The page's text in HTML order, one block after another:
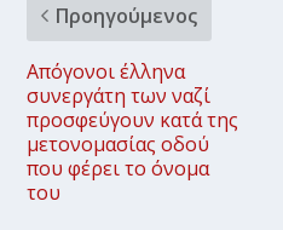
Προηγούμενος
Απόγονοι έλληνα
συνεργάτη των ναζί
προσφεύγουν κατά της
μετονομασίας οδού
που φέρει το όνομα
του